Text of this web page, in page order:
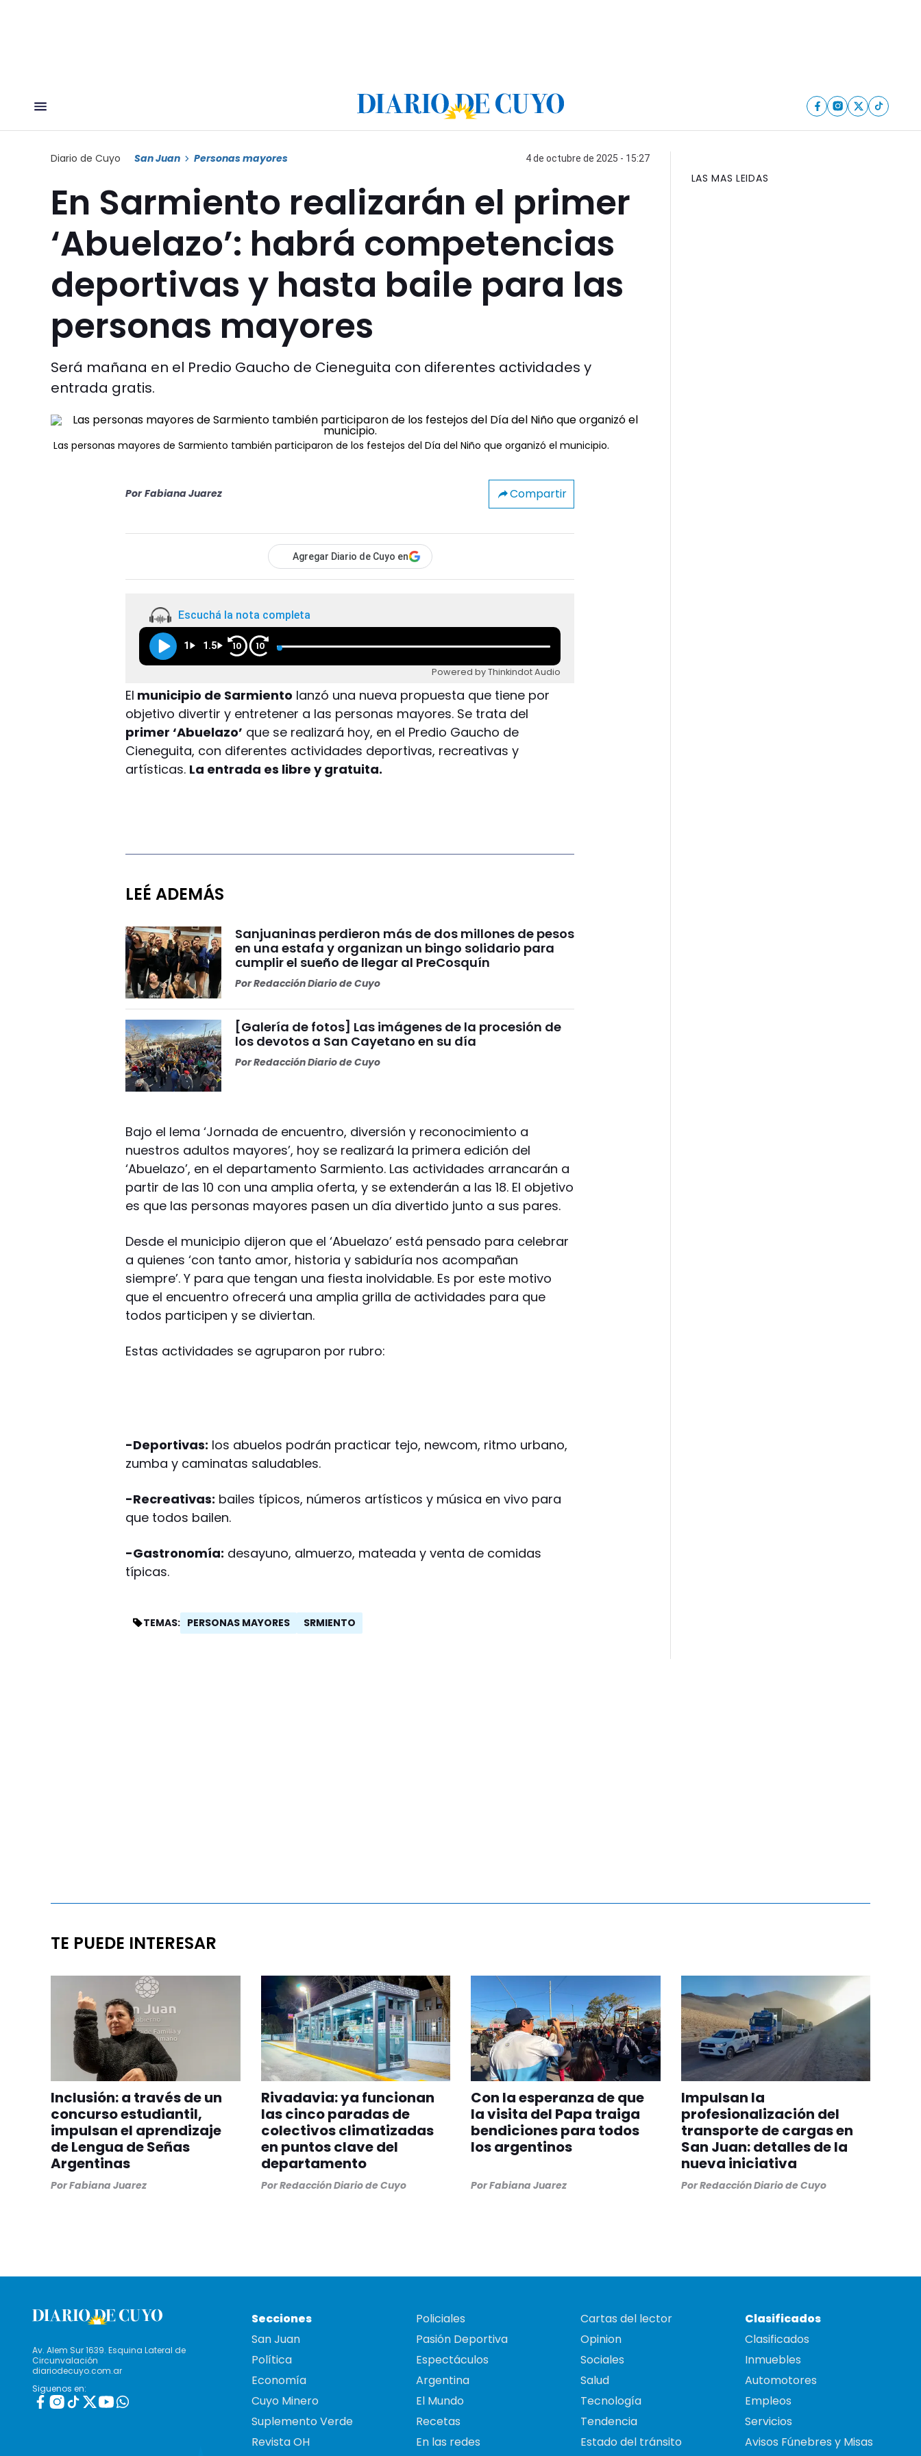
Diario de Cuyo San Juan Personas mayores 4 de octubre de 2025 - 15:27
En Sarmiento realizarán el primer
‘Abuelazo’: habrá competencias
deportivas y hasta baile para las
personas mayores
Será mañana en el Predio Gaucho de Cieneguita con diferentes actividades y
entrada gratis.
Las personas mayores de Sarmiento también participaron de los festejos del Día del Niño que organizó el municipio.
Por Fabiana Juarez Compartir
Agregar Diario de Cuyo en
Escuchá la nota completa
1 1.5 10 10
Powered by Thinkindot Audio
El municipio de Sarmiento lanzó una nueva propuesta que tiene por
objetivo divertir y entretener a las personas mayores. Se trata del
primer ‘Abuelazo’ que se realizará hoy, en el Predio Gaucho de
Cieneguita, con diferentes actividades deportivas, recreativas y
artísticas. La entrada es libre y gratuita.
LEÉ ADEMÁS
Sanjuaninas perdieron más de dos millones de pesos
en una estafa y organizan un bingo solidario para
cumplir el sueño de llegar al PreCosquín
PorRedacción Diario de Cuyo
[Galería de fotos] Las imágenes de la procesión de
los devotos a San Cayetano en su día
PorRedacción Diario de Cuyo
Bajo el lema ‘Jornada de encuentro, diversión y reconocimiento a
nuestros adultos mayores’, hoy se realizará la primera edición del
‘Abuelazo’, en el departamento Sarmiento. Las actividades arrancarán a
partir de las 10 con una amplia oferta, y se extenderán a las 18. El objetivo
es que las personas mayores pasen un día divertido junto a sus pares.
Desde el municipio dijeron que el ‘Abuelazo’ está pensado para celebrar
a quienes ‘con tanto amor, historia y sabiduría nos acompañan
siempre’. Y para que tengan una fiesta inolvidable. Es por este motivo
que el encuentro ofrecerá una amplia grilla de actividades para que
todos participen y se diviertan.
Estas actividades se agruparon por rubro:
-Deportivas: los abuelos podrán practicar tejo, newcom, ritmo urbano,
zumba y caminatas saludables.
-Recreativas: bailes típicos, números artísticos y música en vivo para
que todos bailen.
-Gastronomía: desayuno, almuerzo, mateada y venta de comidas
típicas.
TEMAS: PERSONAS MAYORES SRMIENTO
LAS MAS LEIDAS
TE PUEDE INTERESAR
Inclusión: a través de un
concurso estudiantil,
impulsan el aprendizaje
de Lengua de Señas
Argentinas
PorFabiana Juarez
Rivadavia: ya funcionan
las cinco paradas de
colectivos climatizadas
en puntos clave del
departamento
PorRedacción Diario de Cuyo
Con la esperanza de que
la visita del Papa traiga
bendiciones para todos
los argentinos
PorFabiana Juarez
Impulsan la
profesionalización del
transporte de cargas en
San Juan: detalles de la
nueva iniciativa
PorRedacción Diario de Cuyo
Av. Alem Sur 1639. Esquina Lateral de
Circunvalación
diariodecuyo.com.ar
Siguenos en:
Secciones
San Juan
Política
Economía
Cuyo Minero
Suplemento Verde
Revista OH
Policiales
Pasión Deportiva
Espectáculos
Argentina
El Mundo
Recetas
En las redes
Cartas del lector
Opinion
Sociales
Salud
Tecnología
Tendencia
Estado del tránsito
Clasificados
Clasificados
Inmuebles
Automotores
Empleos
Servicios
Avisos Fúnebres y Misas